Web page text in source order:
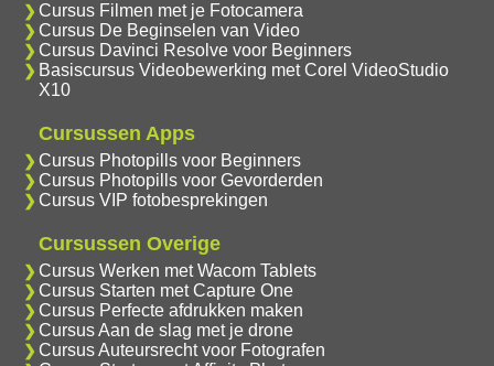
Cursus Filmen met je Fotocamera
Cursus De Beginselen van Video
Cursus Davinci Resolve voor Beginners
Basiscursus Videobewerking met Corel VideoStudio
X10
Cursussen Apps
Cursus Photopills voor Beginners
Cursus Photopills voor Gevorderden
Cursus VIP fotobesprekingen
Cursussen Overige
Cursus Werken met Wacom Tablets
Cursus Starten met Capture One
Cursus Perfecte afdrukken maken
Cursus Aan de slag met je drone
Cursus Auteursrecht voor Fotografen